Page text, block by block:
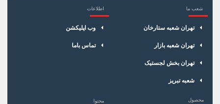
شعب ما
تهران شعبه ستارخان
تهران شعبه بازار
تهران بخش لجستیک
شعبه تبریز
اطلاعات
وب اپلیکشن
تماس باما
محصول محتوا
×